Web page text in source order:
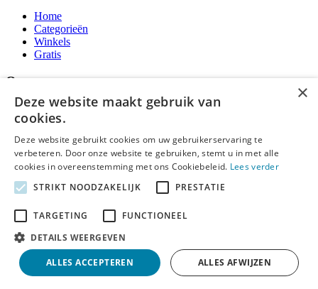
Home
Categorieën
Winkels
Gratis
Over ons
Over ons
Contact
Publicatieregels
Legal
Privacy
Algemene Voorwaarden
Notice and Takedown
Copyright ©SpyDeals 2026. Alle rechten voorbehouden.
×
Deze website maakt gebruik van
cookies.
Deze website gebruikt cookies om uw gebruikerservaring te
verbeteren. Door onze website te gebruiken, stemt u in met alle
cookies in overeenstemming met ons Cookiebeleid. Lees verder
STRIKT NOODZAKELIJK
PRESTATIE
TARGETING
FUNCTIONEEL
DETAILS WEERGEVEN
ALLES ACCEPTEREN ALLES AFWIJZEN